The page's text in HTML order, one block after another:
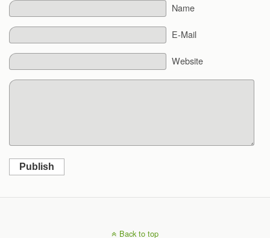
Name
E-Mail
Website
Publish
Back to top